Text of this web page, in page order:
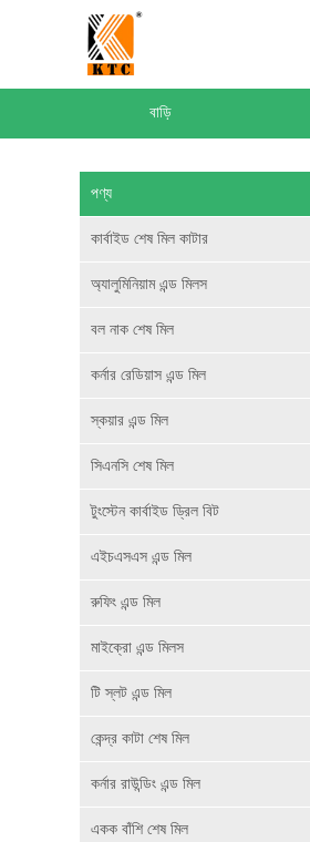
বাড়ি
পণ্য
কার্বাইড শেষ মিল কাটার
অ্যালুমিনিয়াম এন্ড মিলস
বল নাক শেষ মিল
কর্নার রেডিয়াস এন্ড মিল
স্কয়ার এন্ড মিল
সিএনসি শেষ মিল
টুংস্টেন কার্বাইড ড্রিল বিট
এইচএসএস এন্ড মিল
রুফিং এন্ড মিল
মাইক্রো এন্ড মিলস
টি স্লট এন্ড মিল
কেন্দ্র কাটা শেষ মিল
কর্নার রাউন্ডিং এন্ড মিল
একক বাঁশি শেষ মিল